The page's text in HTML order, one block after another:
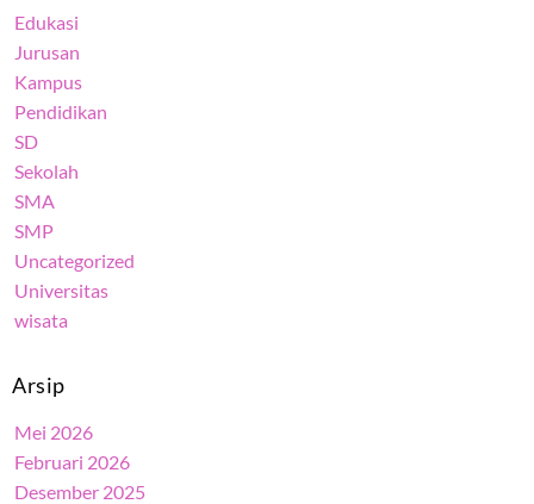
Edukasi
Jurusan
Kampus
Pendidikan
SD
Sekolah
SMA
SMP
Uncategorized
Universitas
wisata
Arsip
Mei 2026
Februari 2026
Desember 2025